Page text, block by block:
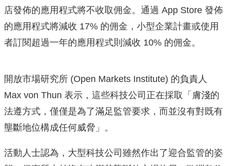
店發佈的應用程式將不收取佣金。通過 App Store 發佈
的應用程式將減收 17% 的佣金，小型企業計畫或使用
者訂閱超過一年的應用程式則減收 10% 的佣金。
開放市場研究所 (Open Markets Institute) 的負責人
Max von Thun 表示，這些科技公司正在採取「膚淺的
法遵方式，僅僅是為了滿足監管要求，而並沒有對既有
壟斷地位構成任何威脅」。
活動人士認為，大型科技公司雖然作出了迎合監管的姿